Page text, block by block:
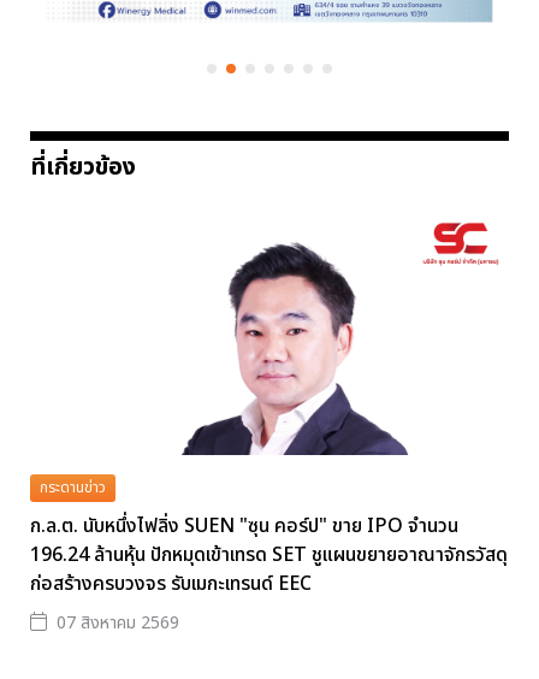
ที่เกี่ยวข้อง
กระดานข่าว
ก.ล.ต. นับหนึ่งไฟลิ่ง SUEN "ซุน คอร์ป" ขาย IPO จำนวน
196.24 ล้านหุ้น ปักหมุดเข้าเทรด SET ชูแผนขยายอาณาจักรวัสดุ
ก่อสร้างครบวงจร รับเมกะเทรนด์ EEC
07 สิงหาคม 2569